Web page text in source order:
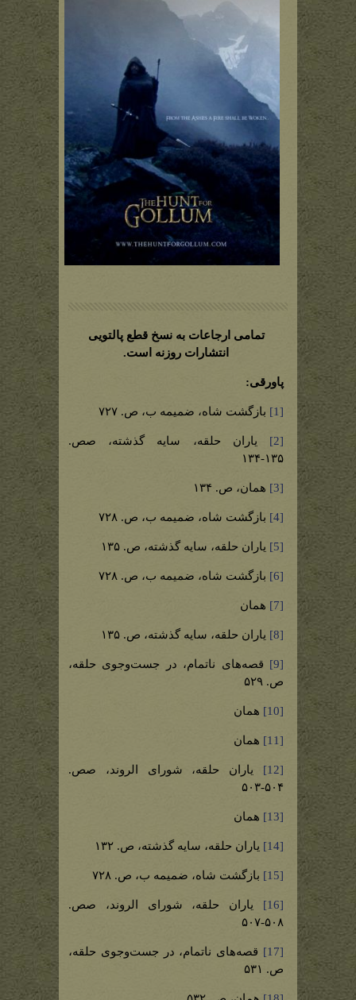
تمامی ارجاعات به نسخ قطع پالتویی
انتشارات روزنه است.
پاورقی:
[1] بازگشت شاه، ضمیمه ب، ص. ۷۲۷
[2]
یاران حلقه، سایه گذشته، صص.
۱۳۵-۱۳۴
[3] همان، ص. ۱۳۴
[4] بازگشت شاه، ضمیمه ب، ص. ۷۲۸
[5] یاران حلقه، سایه گذشته، ص. ۱۳۵
[6] بازگشت شاه، ضمیمه ب، ص. ۷۲۸
[7] همان
[8] یاران حلقه، سایه گذشته، ص. ۱۳۵
[9]
قصه‌های ناتمام، در جست‌وجوی حلقه،
ص. ۵۲۹
[10] همان
[11] همان
[12]
یاران حلقه، شورای الروند، صص.
۵۰۴-۵۰۳
[13] همان
[14] یاران حلقه، سایه گذشته، ص. ۱۳۲
[15] بازگشت شاه، ضمیمه ب، ص. ۷۲۸
[16]
یاران حلقه، شورای الروند، صص.
۵۰۸-۵۰۷
[17]
قصه‌های ناتمام، در جست‌وجوی حلقه،
ص. ۵۳۱